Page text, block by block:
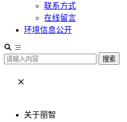
联系方式
在线留言
环境信息公开
搜索
关于丽智